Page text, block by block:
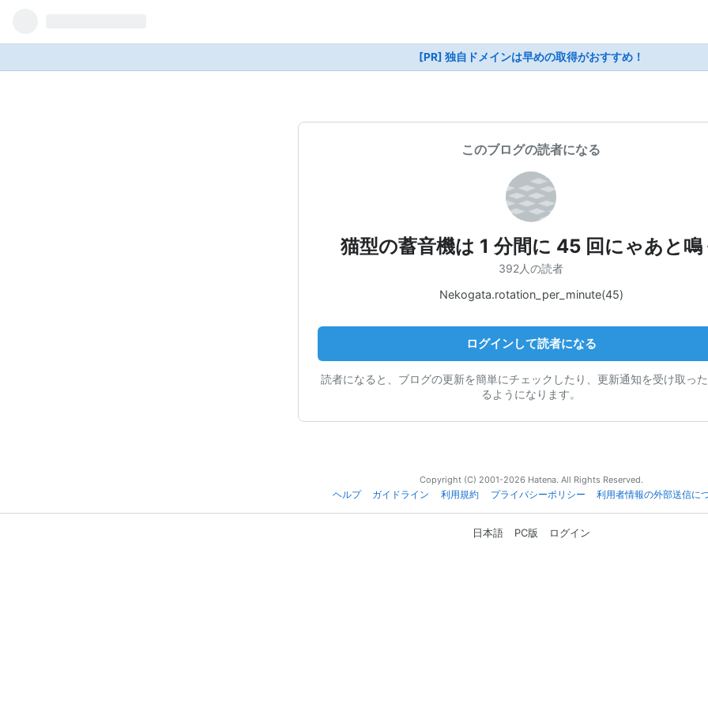
[PR] 独自ドメインは早めの取得がおすすめ！
このブログの読者になる
猫型の蓄音機は 1 分間に 45 回にゃあと鳴
392人の読者
Nekogata.rotation_per_minute(45)
ログインして読者になる
読者になると、ブログの更新を簡単にチェックしたり、更新通知を受け取っ
るようになります。
Copyright (C) 2001-2026 Hatena. All Rights Reserved.
ヘルプ
ガイドライン 利用規約 プライバシーポリシー 利用者情報の外部送信に
日本語 PC版 ログイン